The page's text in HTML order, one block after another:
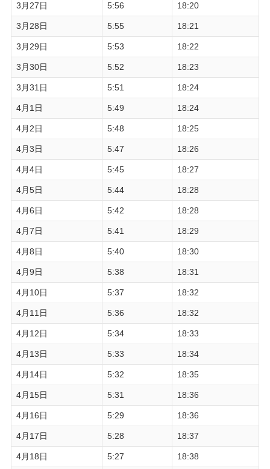
3月27日 5:56 18:20
3月28日 5:55 18:21
3月29日 5:53 18:22
3月30日 5:52 18:23
3月31日 5:51 18:24
4月1日 5:49 18:24
4月2日 5:48 18:25
4月3日 5:47 18:26
4月4日 5:45 18:27
4月5日 5:44 18:28
4月6日 5:42 18:28
4月7日 5:41 18:29
4月8日 5:40 18:30
4月9日 5:38 18:31
4月10日 5:37 18:32
4月11日 5:36 18:32
4月12日 5:34 18:33
4月13日 5:33 18:34
4月14日 5:32 18:35
4月15日 5:31 18:36
4月16日 5:29 18:36
4月17日 5:28 18:37
4月18日 5:27 18:38